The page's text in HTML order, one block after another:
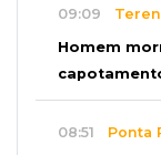
09:09
Homem
08:51 Ponta